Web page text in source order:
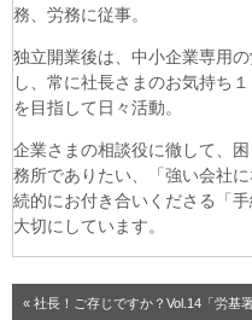
務、労務に従事。
独立開業後は、中小企業専用
し、常に社長さまのお気持ち
を目指して日々活動。
企業さまの相談役に徹して、
務所でありたい、「強い会社
続的にお付き合いくださる「
大切にしています。
« 社長！ご存じですか？Vol.14「労